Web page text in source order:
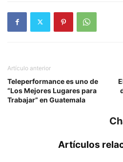
Artículo anterior
Teleperformance es uno de
“Los Mejores Lugares para
Trabajar” en Guatemala
Artículos